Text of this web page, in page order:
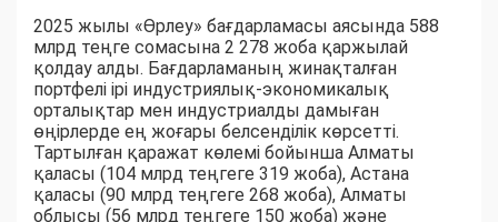
2025 жылы «Өрлеу» бағдарламасы аясында 588
млрд теңге сомасына 2 278 жоба қаржылай
қолдау алды. Бағдарламаның жинақталған
портфелі ірі индустриялық-экономикалық
орталықтар мен индустриалды дамыған
өңірлерде ең жоғары белсенділік көрсетті.
Тартылған қаражат көлемі бойынша Алматы
қаласы (104 млрд теңгеге 319 жоба), Астана
қаласы (90 млрд теңгеге 268 жоба), Алматы
облысы (56 млрд теңгеге 150 жоба) және